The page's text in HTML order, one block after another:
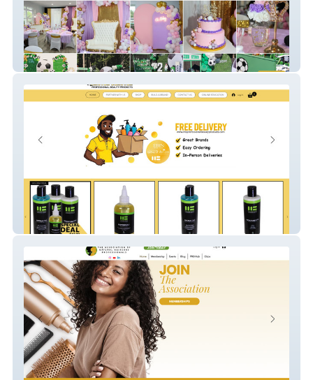
Luxvia
Master Blaster Professional Beauty
Products
The Association of Natural Haircare